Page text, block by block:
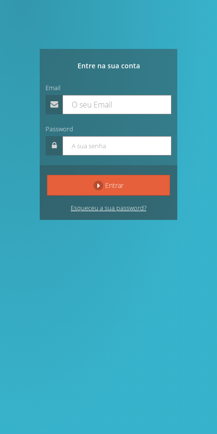
Entre na sua conta
Email
Password
Entrar
Esqueceu a sua password?